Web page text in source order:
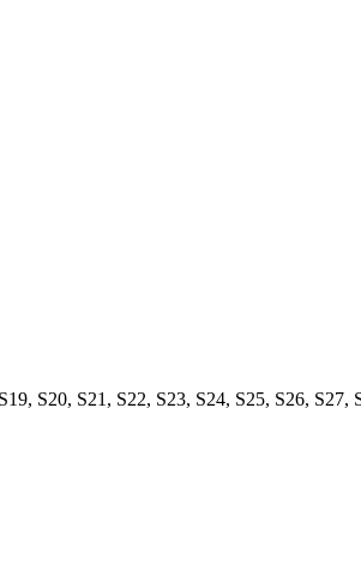
S20, S21, S22, S23, S24, S25, S26,